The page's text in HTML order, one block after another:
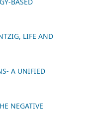
LIFE AND
A UNIFIED
NEGATIVE